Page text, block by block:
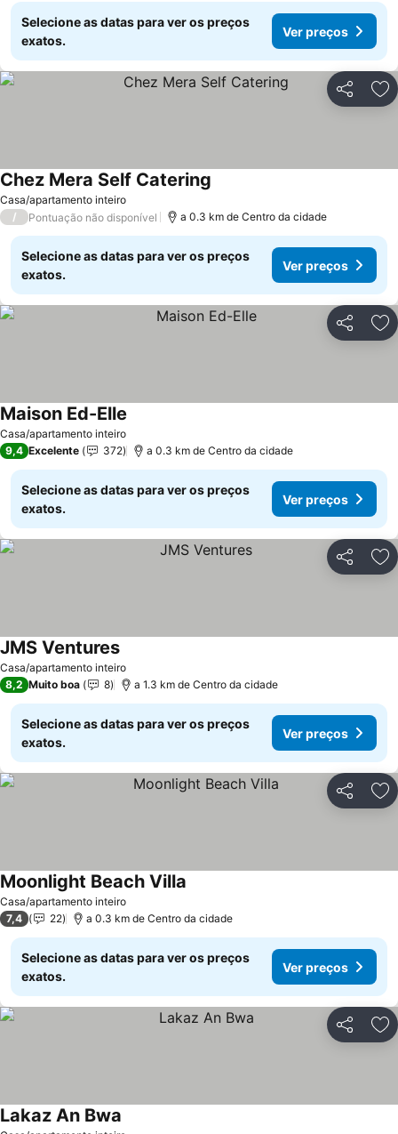
Selecione as datas para ver os preços
exatos.
Ver preços
Partilhar
Casa/apartamento inteiro
Chez Mera Self Catering
/ Pontuação não disponível a 0.3 km de Centro da cidade
Selecione as datas para ver os preços
exatos.
Ver preços
Partilhar
Casa/apartamento inteiro
Maison Ed-Elle
9,4 Excelente 372 a 0.3 km de Centro da cidade
Selecione as datas para ver os preços
exatos.
Ver preços
Partilhar
Casa/apartamento inteiro
JMS Ventures
8,2 Muito boa 8 a 1.3 km de Centro da cidade
Selecione as datas para ver os preços
exatos.
Ver preços
Partilhar
Casa/apartamento inteiro
Moonlight Beach Villa
7,4 22 a 0.3 km de Centro da cidade
Selecione as datas para ver os preços
exatos.
Ver preços
Partilhar
Lakaz An Bwa